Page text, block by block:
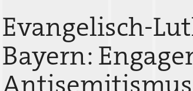
Evangelisch-
Bayern: